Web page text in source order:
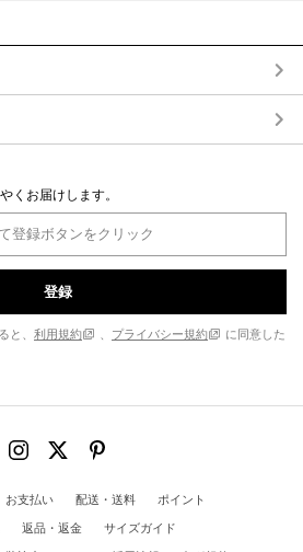
くお届けします。
登録
、 利用規約 、 プライバシー規約
に同意した
お支払い 配送・送料
ポイント
返品・返金
サイズガイド